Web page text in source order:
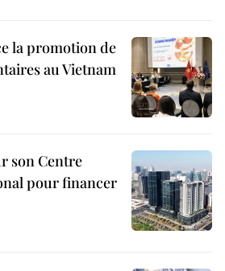
la promotion de
au Vietnam
son Centre
pour financer